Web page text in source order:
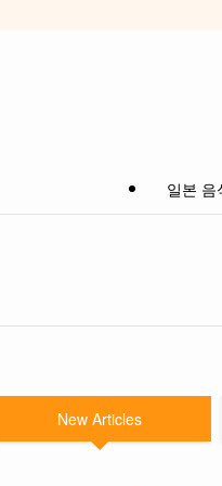
일본 음
New Articles